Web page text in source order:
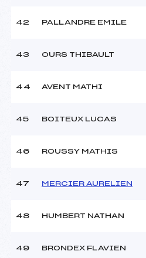
42 PALLANDRE EMILE
43 OURS THIBAULT
44 AVENT MATHI
45 BOITEUX LUCAS
46 ROUSSY MATHIS
47 MERCIER AURELIEN
48 HUMBERT NATHAN
49 BRONDEX FLAVIEN